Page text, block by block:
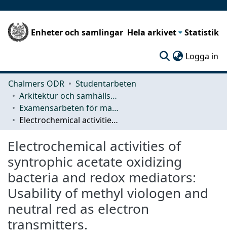
Enheter och samlingar Hela arkivet Statistik
Logga in
Chalmers ODR
Studentarbeten
Arkitektur och samhällsbyggnadsteknik (ACE)
Examensarbeten för masterexamen
Electrochemical activities of syntrophic acetate oxidizing bacteria and redox mediators: Usability of methyl viologen and neutral red as electron transmitters.
Electrochemical activities of
syntrophic acetate oxidizing
bacteria and redox mediators:
Usability of methyl viologen and
neutral red as electron
transmitters.